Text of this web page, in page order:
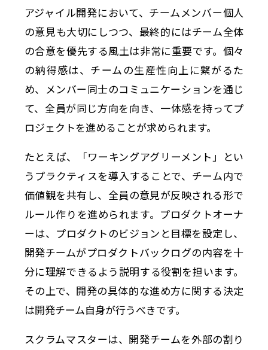
アジャイル開発において、チームメンバー個人
の意見も大切にしつつ、最終的にはチーム全体
の合意を優先する風土は非常に重要です。個々
の納得感は、チームの生産性向上に繋がるた
め、メンバー同士のコミュニケーションを通じ
て、全員が同じ方向を向き、一体感を持ってプ
ロジェクトを進めることが求められます。
たとえば、「ワーキングアグリーメント」とい
うプラクティスを導入することで、チーム内で
価値観を共有し、全員の意見が反映される形で
ルール作りを進められます。プロダクトオーナ
ーは、プロダクトのビジョンと目標を設定し、
開発チームがプロダクトバックログの内容を十
分に理解できるよう説明する役割を担います。
その上で、開発の具体的な進め方に関する決定
は開発チーム自身が行うべきです。
スクラムマスターは、開発チームを外部の割り